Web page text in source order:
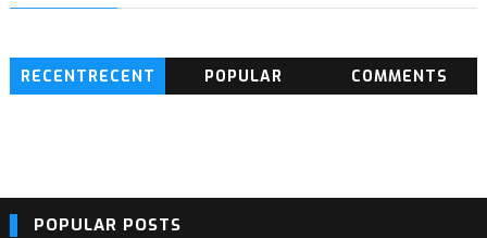
RECENTRECENT
POPULAR COMMENTS
POPULAR POSTS